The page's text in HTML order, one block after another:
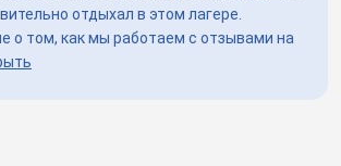
отдыхал в этом лагере.
о том, как мы работаем с отзывами на